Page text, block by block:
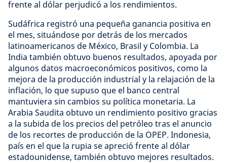
frente al dólar perjudicó a los rendimientos.
Sudáfrica registró una pequeña ganancia positiva en
el mes, situándose por detrás de los mercados
latinoamericanos de México, Brasil y Colombia. La
India también obtuvo buenos resultados, apoyada por
algunos datos macroeconómicos positivos, como la
mejora de la producción industrial y la relajación de la
inflación, lo que supuso que el banco central
mantuviera sin cambios su política monetaria. La
Arabia Saudita obtuvo un rendimiento positivo gracias
a la subida de los precios del petróleo tras el anuncio
de los recortes de producción de la OPEP. Indonesia,
país en el que la rupia se apreció frente al dólar
estadounidense, también obtuvo mejores resultados.